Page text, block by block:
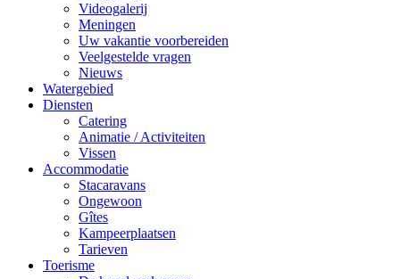
Videogalerij
Meningen
Uw vakantie voorbereiden
Veelgestelde vragen
Nieuws
Watergebied
Diensten
Catering
Animatie / Activiteiten
Vissen
Accommodatie
Stacaravans
Ongewoon
Gîtes
Kampeerplaatsen
Tarieven
Toerisme